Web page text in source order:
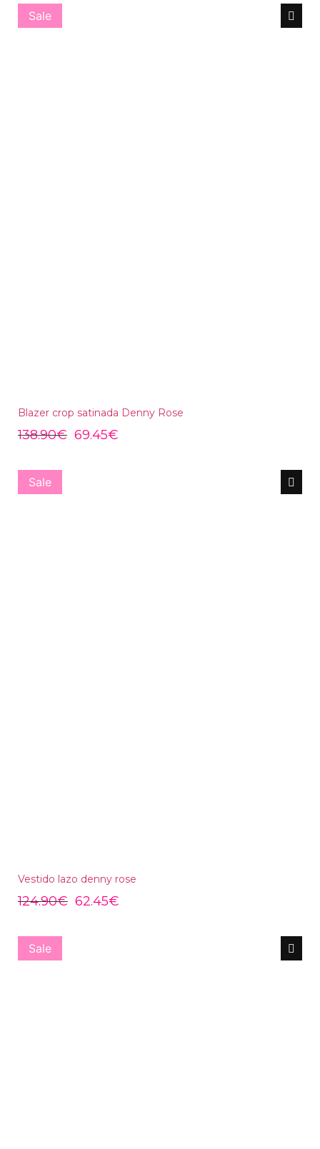
Sale
Blazer crop satinada Denny Rose
138.90€ 69.45€
Sale
Vestido lazo denny rose
124.90€ 62.45€
Sale